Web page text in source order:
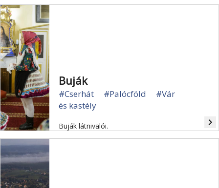
Buják
#Cserhát #Palócföld
#Vár
és kastély
Buják látnivalói. navigate_next